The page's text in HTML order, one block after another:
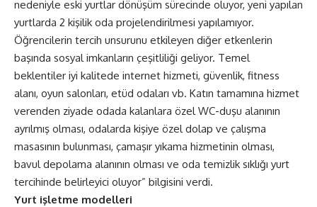
nedeniyle eski yurtlar dönüşüm sürecinde oluyor, yeni yapılan
yurtlarda 2 kişilik oda projelendirilmesi yapılamıyor.
Öğrencilerin tercih unsurunu etkileyen diğer etkenlerin
başında sosyal imkanların çeşitliliği geliyor. Temel
beklentiler iyi kalitede internet hizmeti, güvenlik, fitness
alanı, oyun salonları, etüd odaları vb. Katın tamamına hizmet
verenden ziyade odada kalanlara özel WC-duşu alanının
ayrılmış olması, odalarda kişiye özel dolap ve çalışma
masasının bulunması, çamaşır yıkama hizmetinin olması,
bavul depolama alanının olması ve oda temizlik sıklığı yurt
tercihinde belirleyici oluyor” bilgisini verdi.
Yurt işletme modelleri